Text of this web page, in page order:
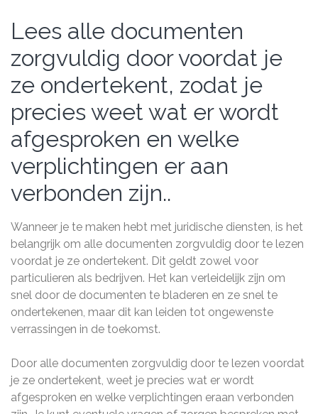
Lees alle documenten
zorgvuldig door voordat je
ze ondertekent, zodat je
precies weet wat er wordt
afgesproken en welke
verplichtingen er aan
verbonden zijn..
Wanneer je te maken hebt met juridische diensten, is het
belangrijk om alle documenten zorgvuldig door te lezen
voordat je ze ondertekent. Dit geldt zowel voor
particulieren als bedrijven. Het kan verleidelijk zijn om
snel door de documenten te bladeren en ze snel te
ondertekenen, maar dit kan leiden tot ongewenste
verrassingen in de toekomst.
Door alle documenten zorgvuldig door te lezen voordat
je ze ondertekent, weet je precies wat er wordt
afgesproken en welke verplichtingen eraan verbonden